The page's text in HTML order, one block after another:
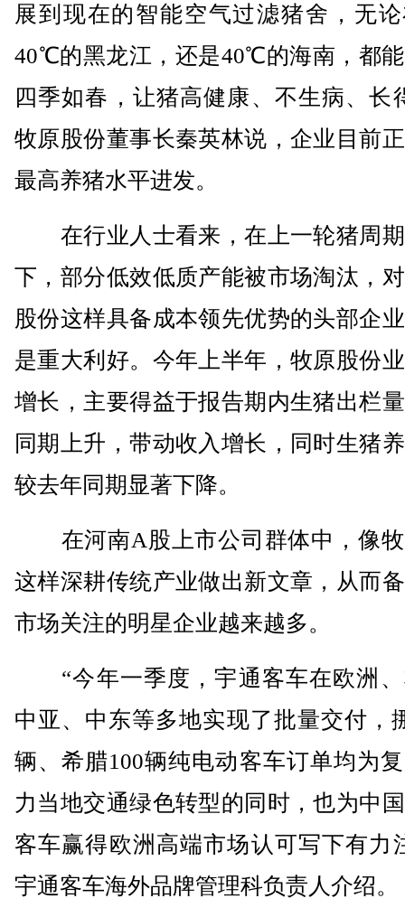
展到现在的智能空气过滤猪舍，无
40℃的黑龙江，还是40℃的海南，都
四季如春，让猪高健康、不生病、长
牧原股份董事长秦英林说，企业目前
最高养猪水平进发。
在行业人士看来，在上一轮猪周
下，部分低效低质产能被市场淘汰，
股份这样具备成本领先优势的头部企
是重大利好。今年上半年，牧原股份
增长，主要得益于报告期内生猪出栏
同期上升，带动收入增长，同时生猪
较去年同期显著下降。
在河南A股上市公司群体中，像牧
这样深耕传统产业做出新文章，从而
市场关注的明星企业越来越多。
“今年一季度，宇通客车在欧洲、
中亚、中东等多地实现了批量交付，
辆、希腊100辆纯电动客车订单均为
力当地交通绿色转型的同时，也为中
客车赢得欧洲高端市场认可写下有力
宇通客车海外品牌管理科负责人介绍。